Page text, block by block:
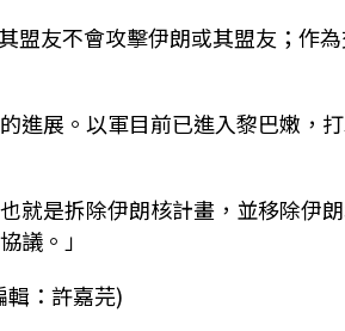
盟友不會攻擊伊朗或其盟友；作
進展。以軍目前已進入黎巴嫩，
就是拆除伊朗核計畫，並移除伊
議。」
：許嘉芫)